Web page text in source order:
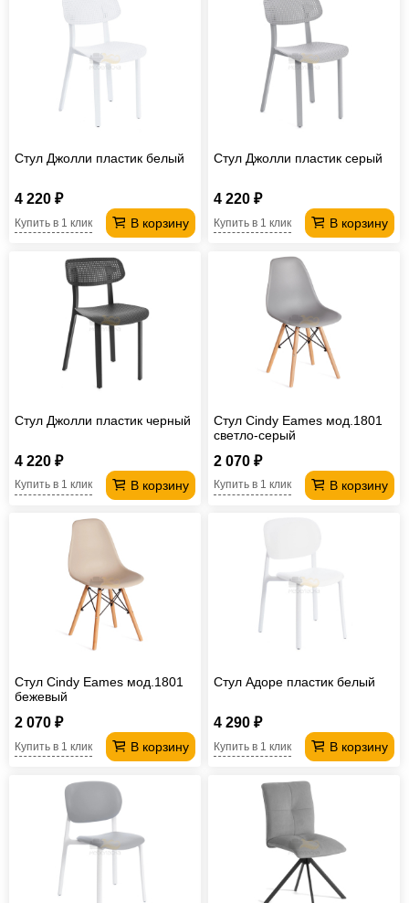
Стул Джолли пластик белый
4 220 ₽
В корзину
Купить в 1 клик
Стул Джолли пластик серый
4 220 ₽
В корзину
Купить в 1 клик
Стул Джолли пластик черный
4 220 ₽
В корзину
Купить в 1 клик
Стул Cindy Eames мод.1801
светло-серый
2 070 ₽
В корзину
Купить в 1 клик
Стул Cindy Eames мод.1801
бежевый
2 070 ₽
В корзину
Купить в 1 клик
Стул Адоре пластик белый
4 290 ₽
В корзину
Купить в 1 клик